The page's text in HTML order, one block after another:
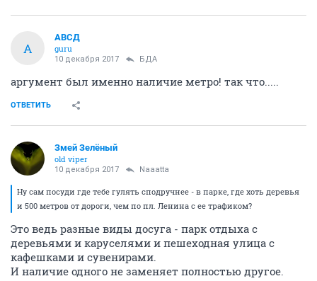
А
АВСД
guru
10 декабря 2017 БДА
аргумент был именно наличие метро! так что.....
ОТВЕТИТЬ
Змей Зелёный
old viper
10 декабря 2017 Naaatta
Ну сам посуди где тебе гулять сподручнее - в парке, где хоть деревья
и 500 метров от дороги, чем по пл. Ленина с ее трафиком?
Это ведь разные виды досуга - парк отдыха с
деревьями и каруселями и пешеходная улица с
кафешками и сувенирами.
И наличие одного не заменяет полностью другое.